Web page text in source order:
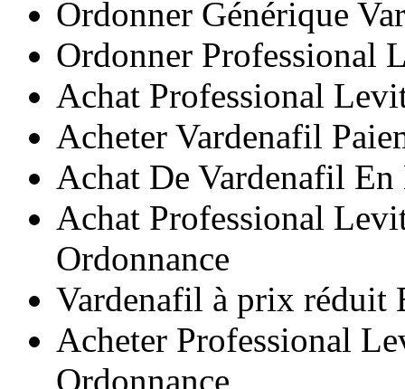
Ordonner Générique
Ordonner Professional
Achat Professional
Acheter Vardenafil
Achat De Vardenafil En
Achat Professional
Ordonnance
Vardenafil à prix réduit
Acheter Professional
Ordonnance